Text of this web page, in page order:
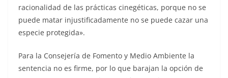
racionalidad de las prácticas cinegéticas, porque no se
puede matar injustificadamente no se puede cazar una
especie protegida».
Para la Consejería de Fomento y Medio Ambiente la
sentencia no es firme, por lo que barajan la opción de